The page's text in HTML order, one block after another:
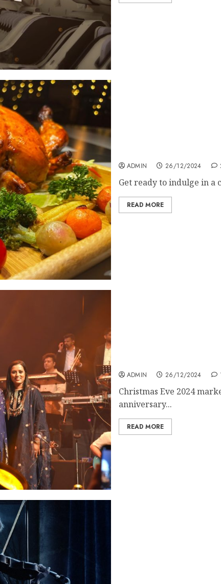
ADMIN 26/12/2024
Get ready to indulge in a
READ MORE
ADMIN 26/12/2024
Christmas Eve 2024
anniversary...
READ MORE